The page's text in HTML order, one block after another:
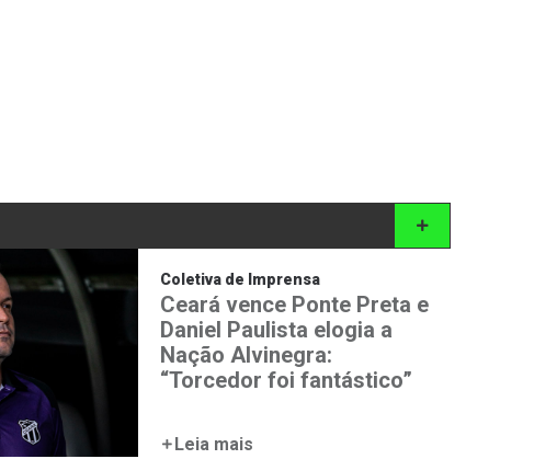
Coletiva de Imprensa
Ceará vence Ponte Preta e
Daniel Paulista elogia a
Nação Alvinegra:
“Torcedor foi fantástico”
Leia mais